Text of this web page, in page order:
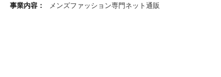
事業内容： メンズファッション専門ネット通販